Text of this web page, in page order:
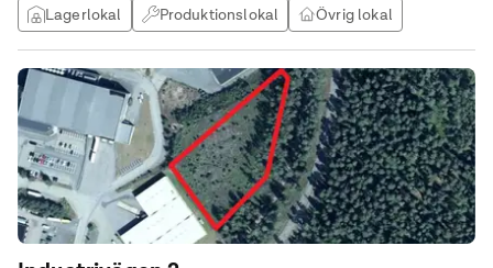
Lagerlokal Produktionslokal
Övrig lokal
Verkstad